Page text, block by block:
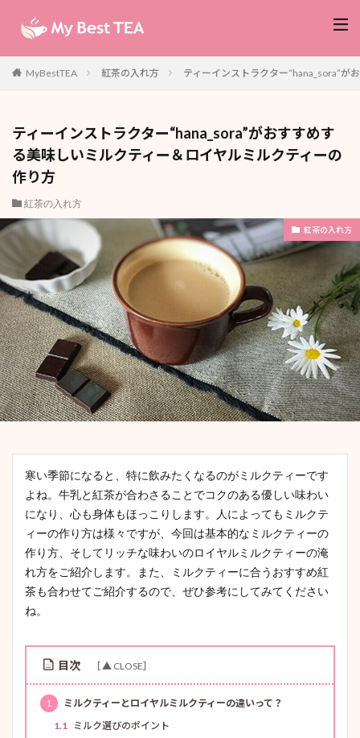
MyBestTEA 紅茶の入れ方 ティーインストラクター“hana_sora”が
ティーインストラクター“hana_sora”がおすすめす
る美味しいミルクティー＆ロイヤルミルクティーの
作り方
紅茶の入れ方
紅茶の入れ方
寒い季節になると、特に飲みたくなるのがミルクティーです
よね。牛乳と紅茶が合わさることでコクのある優しい味わい
になり、心も身体もほっこりします。人によってもミルクテ
ィーの作り方は様々ですが、今回は基本的なミルクティーの
作り方、そしてリッチな味わいのロイヤルミルクティーの淹
れ方をご紹介します。また、ミルクティーに合うおすすめ紅
茶も合わせてご紹介するので、ぜひ参考にしてみてください
ね。
目次
1
ミルクティーとロイヤルミルクティーの違いって？
1.1
ミルク選びのポイント